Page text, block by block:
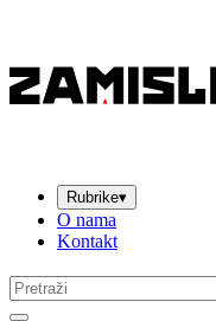
Rubrike▾
O nama
Kontakt
Pretraga: